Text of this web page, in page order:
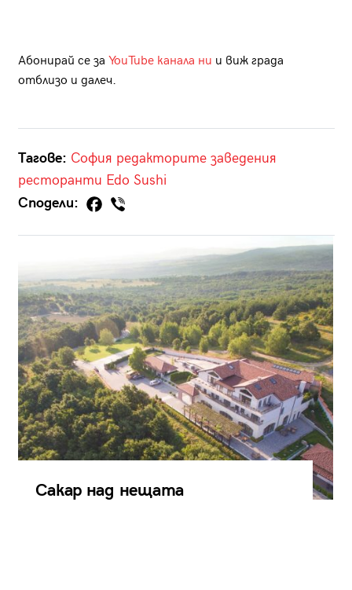
Абонирай се за YouTube канала ни и виж града
отблизо и далеч.
Тагове: София редакторите заведения
ресторанти Edo Sushi
Сподели:
Сакар над нещата